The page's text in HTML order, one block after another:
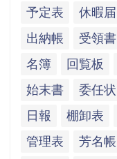
予定表
休暇届
出納帳
受領書
名簿
回覧板
始末書
委任状
日報
棚卸表
管理表
芳名帳